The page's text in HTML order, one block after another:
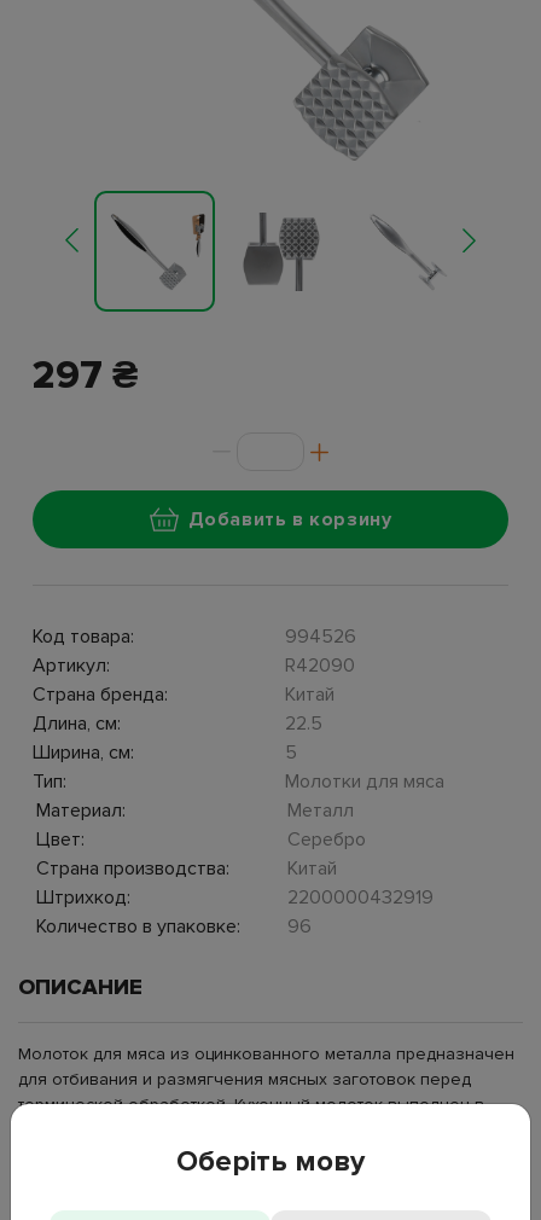
297 ₴
Добавить в корзину
Код товара:
994526
Артикул:
R42090
Страна бренда:
Китай
Длина, см:
22.5
Ширина, см:
5
Тип:
Молотки для мяса
Материал:
Металл
Цвет:
Серебро
Страна производства:
Китай
Штрихкод:
2200000432919
Количество в упаковке:
96
ОПИСАНИЕ
Молоток для мяса из оцинкованного металла предназначен
для отбивания и размягчения мясных заготовок перед
термической обработкой. Кухонный молоток выполнен в
двусторонней рабочей частью. Одна сторона оснащена
гладкой поверхностью, вторая — рельефной площадкой с
выступами для более интенсивной обработки волокон.
Оберіть мову